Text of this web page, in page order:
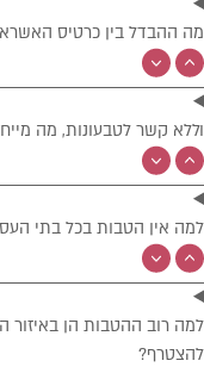
מה ההבדל בין כרטיס
וללא קשר לטבעונות, מה
למה אין הטבות בכל בתי
למה רוב ההטבות הן באיזור
להצטרף?